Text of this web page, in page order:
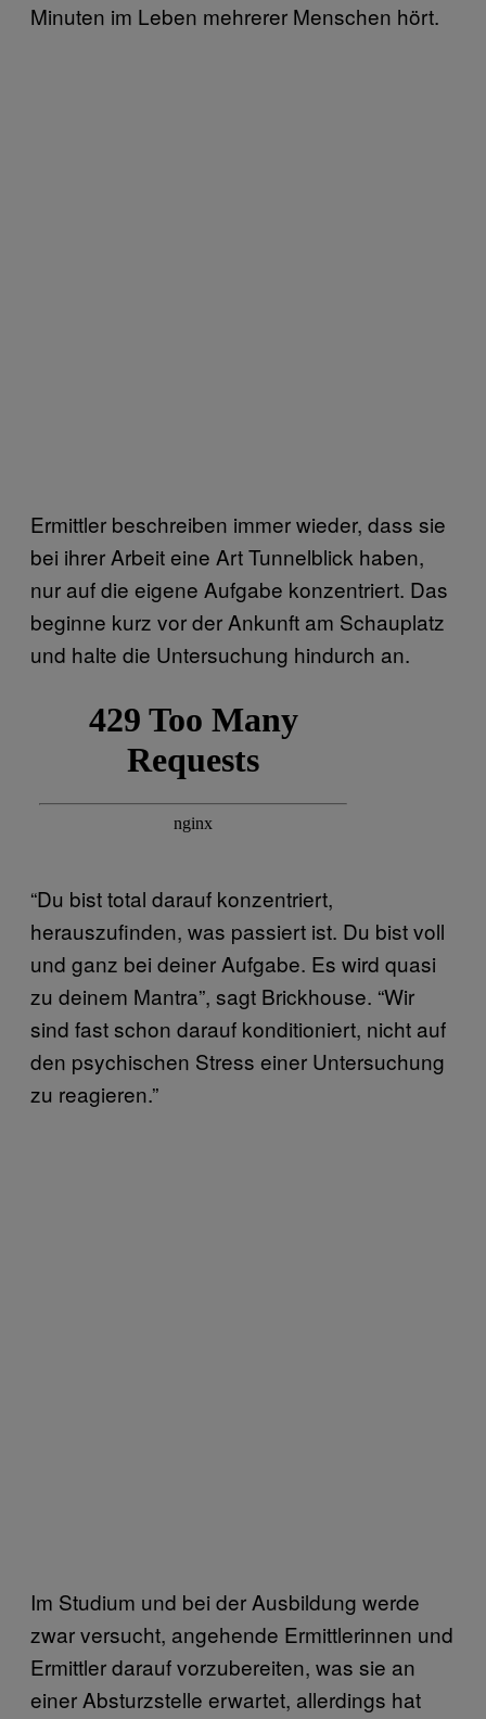
Minuten im Leben mehrerer Menschen hört.
Ermittler beschreiben immer wieder, dass sie
bei ihrer Arbeit eine Art Tunnelblick haben,
nur auf die eigene Aufgabe konzentriert. Das
beginne kurz vor der Ankunft am Schauplatz
und halte die Untersuchung hindurch an.
“Du bist total darauf konzentriert,
herauszufinden, was passiert ist. Du bist voll
und ganz bei deiner Aufgabe. Es wird quasi
zu deinem Mantra”, sagt Brickhouse. “Wir
sind fast schon darauf konditioniert, nicht auf
den psychischen Stress einer Untersuchung
zu reagieren.”
Im Studium und bei der Ausbildung werde
zwar versucht, angehende Ermittlerinnen und
Ermittler darauf vorzubereiten, was sie an
einer Absturzstelle erwartet, allerdings hat